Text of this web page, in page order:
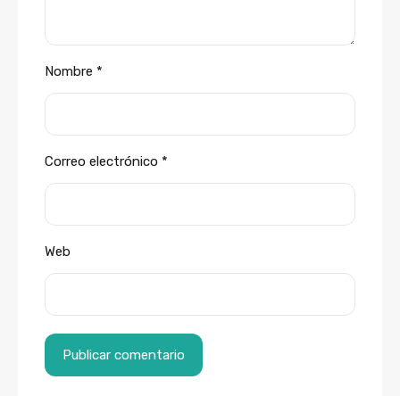
Nombre *
Correo electrónico *
Web